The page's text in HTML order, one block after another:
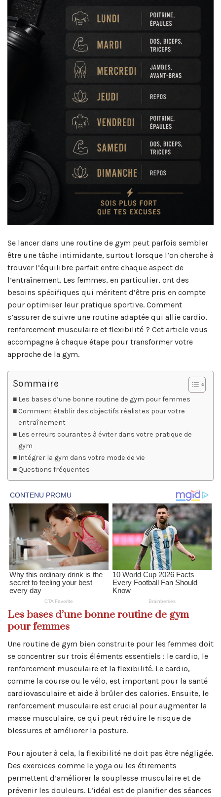
Se lancer dans une routine de gym peut parfois sembler
être une tâche intimidante, surtout lorsque l’on cherche à
trouver l’équilibre parfait entre chaque aspect de
l’entraînement. Les femmes, en particulier, ont des
besoins spécifiques qui méritent d’être pris en compte
pour optimiser leur pratique sportive. Comment
s’assurer de suivre une routine adaptée qui allie cardio,
renforcement musculaire et flexibilité ? Cet article vous
accompagne à chaque étape pour transformer votre
approche de la gym.
Sommaire
Les bases d’une bonne routine de gym pour femmes
Comment établir des objectifs réalistes pour votre
entraînement
Les erreurs courantes à éviter dans votre pratique de
gym
Intégrer la gym dans votre mode de vie
Questions fréquentes
Les bases d’une bonne routine de gym
pour femmes
Une routine de gym bien construite pour les femmes doit
se concentrer sur trois éléments essentiels : le cardio, le
renforcement musculaire et la flexibilité. Le cardio,
comme la course ou le vélo, est important pour la santé
cardiovasculaire et aide à brûler des calories. Ensuite, le
renforcement musculaire est crucial pour augmenter la
masse musculaire, ce qui peut réduire le risque de
blessures et améliorer la posture.
Pour ajouter à cela, la flexibilité ne doit pas être négligée.
Des exercices comme le yoga ou les étirements
permettent d’améliorer la souplesse musculaire et de
prévenir les douleurs. L’idéal est de planifier des séances